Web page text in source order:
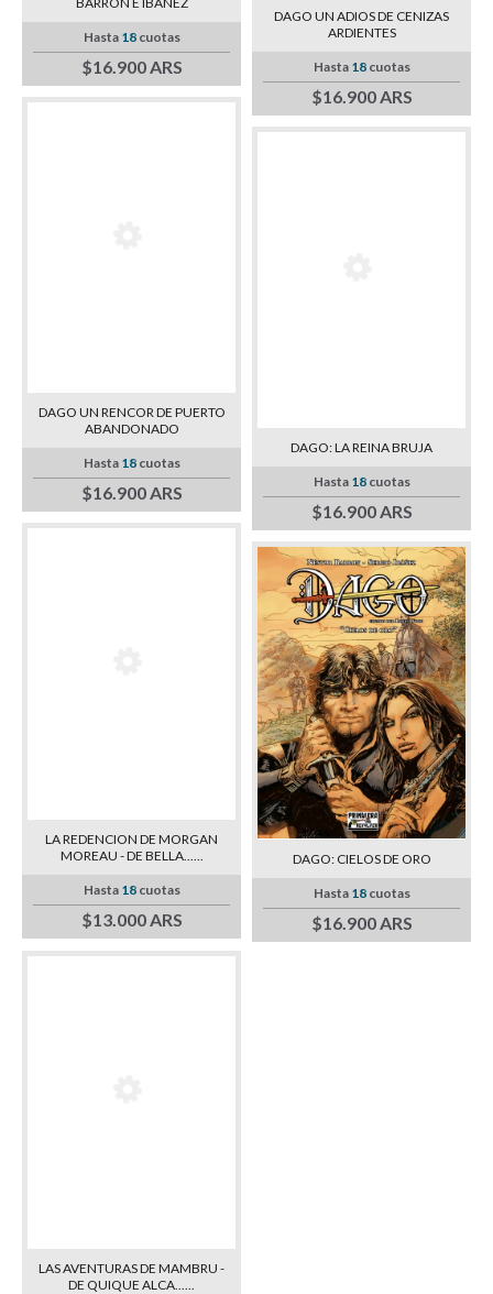
Hasta 18cuotas
$16.900 ARS
DAGO UN ADIOS DE CENIZAS
ARDIENTES
Hasta 18cuotas
$16.900 ARS
DAGO UN RENCOR DE PUERTO
ABANDONADO
Hasta 18cuotas
$16.900 ARS
DAGO: LA REINA BRUJA
Hasta 18cuotas
$16.900 ARS
LA REDENCION DE MORGAN
MOREAU - DE BELLA......
Hasta 18cuotas
$13.000 ARS
DAGO: CIELOS DE ORO
Hasta 18cuotas
$16.900 ARS
LAS AVENTURAS DE MAMBRU -
DE QUIQUE ALCA......